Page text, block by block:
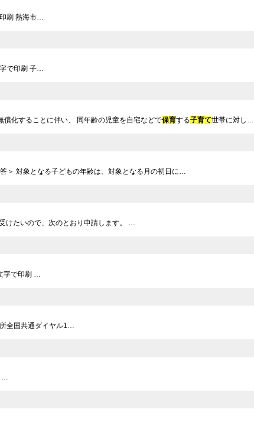
刷 熱海市…
で印刷 子…
償化することに伴い、 同年齢の児童を自宅などで保育する子育て世帯に対し…
＞ 対象となる子どもの年齢は、対象となる月の初日に…
けたいので、次のとおり申請します。 …
字で印刷 …
全国共通ダイヤル1…
…